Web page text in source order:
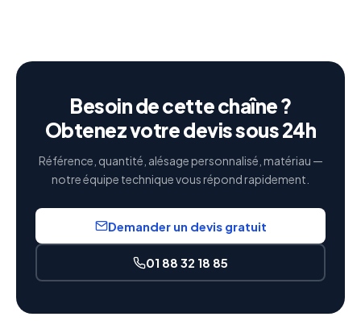
Besoin de cette chaîne ?
Obtenez votre devis sous 24h
Référence, quantité, alésage personnalisé, matériau —
notre équipe technique vous répond rapidement.
Demander un devis gratuit
01 88 32 18 85